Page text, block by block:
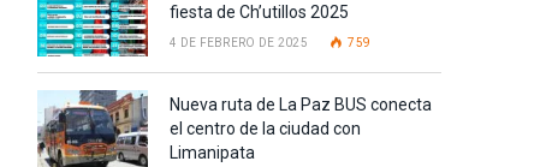
fiesta de Ch’utillos 2025
4 DE FEBRERO DE 2025 759
Nueva ruta de La Paz BUS conecta
el centro de la ciudad con
Limanipata